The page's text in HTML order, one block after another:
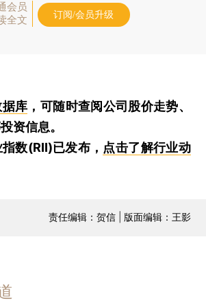
会员
全文
订阅/会员升级
库 ，可随时查阅公司股价走势、
资信息。
数(RII)已发布， 点击了解行业动
责任编辑：贺信 | 版面编辑：王影